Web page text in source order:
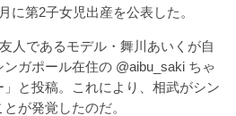
に第2子女児出産を公表した。
人であるモデル・舞川あいくが自
ガポール在住の @aibu_saki ちゃ
と投稿。これにより、相武がシン
が発覚したのだ。